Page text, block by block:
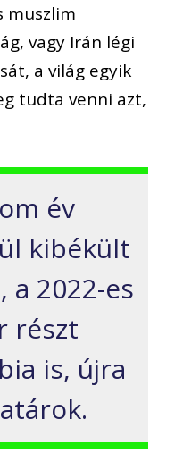
muszlim
vagy Irán légi
, a világ egyik
tudta venni azt,
év
kibékült
a 2022-es
részt
is, újra